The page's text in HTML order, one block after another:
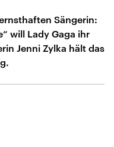
Sängerin:
will Lady Gaga ihr
Jenni Zylka hält das